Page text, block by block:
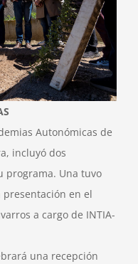
Autonómicas de
incluyó dos
programa. Una tuvo
presentación en el
a cargo de INTIA-
una recepción